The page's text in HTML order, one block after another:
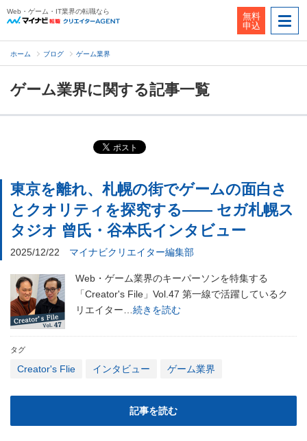
Web・ゲーム・IT業界の転職なら
無料
申込
ホーム ブログ ゲーム業界
ゲーム業界に関する記事一覧
東京を離れ、札幌の街でゲームの面白さ
とクオリティを探究する―― セガ札幌ス
タジオ 曾氏・谷本氏インタビュー
2025/12/22 マイナビクリエイター編集部
Web・ゲーム業界のキーパーソンを特集する
「Creator's File」Vol.47 第一線で活躍しているク
リエイター… 続きを読む
タグ
Creator's Flie インタビュー ゲーム業界
記事を読む